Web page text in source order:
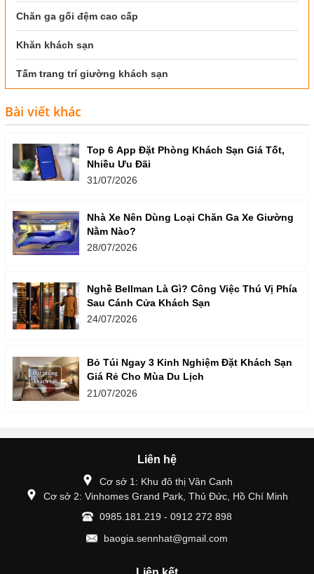
Chăn ga gối đệm cao cấp
Khăn khách sạn
Tấm trang trí giường khách sạn
Bài viết khác
Top 6 App Đặt Phòng Khách Sạn Giá Tốt,
Nhiều Ưu Đãi
31/07/2026
Nhà Xe Nên Dùng Loại Chăn Ga Xe Giường
Nằm Nào?
28/07/2026
Nghề Bellman Là Gì? Công Việc Thú Vị Phía
Sau Cánh Cửa Khách Sạn
24/07/2026
Bỏ Túi Ngay 3 Kinh Nghiệm Đặt Khách Sạn
Giá Rẻ Cho Mùa Du Lịch
21/07/2026
Liên hệ
Cơ sở 1: Khu đô thị Vân Canh
Cơ sở 2: Vinhomes Grand Park, Thủ Đức, Hồ Chí Minh
0985.181.219 - 0912 272 898
baogia.sennhat@gmail.com